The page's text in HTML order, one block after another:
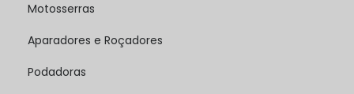
Motosserras
Aparadores e Roçadores
Podadoras